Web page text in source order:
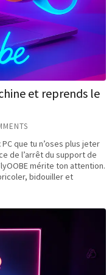
et reprends le
que tu n’oses plus jeter
de l’arrêt du support de
mérite ton attention.
bidouiller et